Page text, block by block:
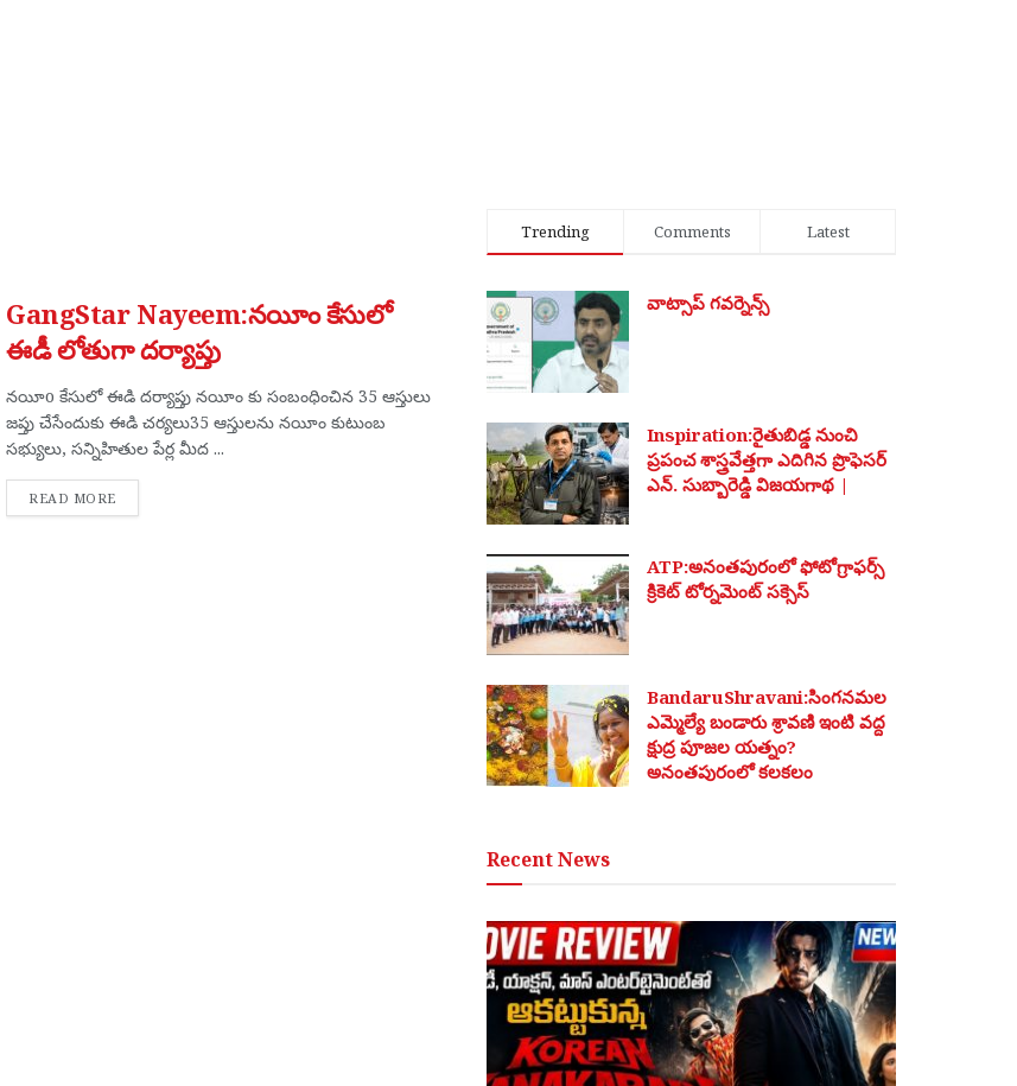
GangStar Nayeem:నయీం కేసులో
ఈడీ లోతుగా దర్యాప్తు
నయీo కేసులో ఈడి దర్యాప్తు నయీం కు సంబంధించిన 35 ఆస్తులు
జప్తు చేసేందుకు ఈడి చర్యలు35 ఆస్తులను నయీం కుటుంబ
సభ్యులు, సన్నిహితుల పేర్ల మీద ...
READ MOREDETAILS
Trending Comments Latest
వాట్సాప్ గవర్నెన్స్
Inspiration:రైతుబిడ్డ నుంచి
ప్రపంచ శాస్త్రవేత్తగా ఎదిగిన ప్రొఫెసర్
ఎన్. సుబ్బారెడ్డి విజయగాథ |
ATP:అనంతపురంలో ఫోటోగ్రాఫర్స్
క్రికెట్ టోర్నమెంట్ సక్సెస్
BandaruShravani:సింగనమల
ఎమ్మెల్యే బండారు శ్రావణి ఇంటి వద్ద
క్షుద్ర పూజల యత్నం?
అనంతపురంలో కలకలం
Recent News